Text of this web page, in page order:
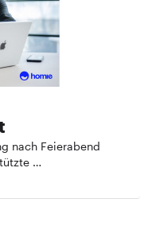
nach Feierabend
…